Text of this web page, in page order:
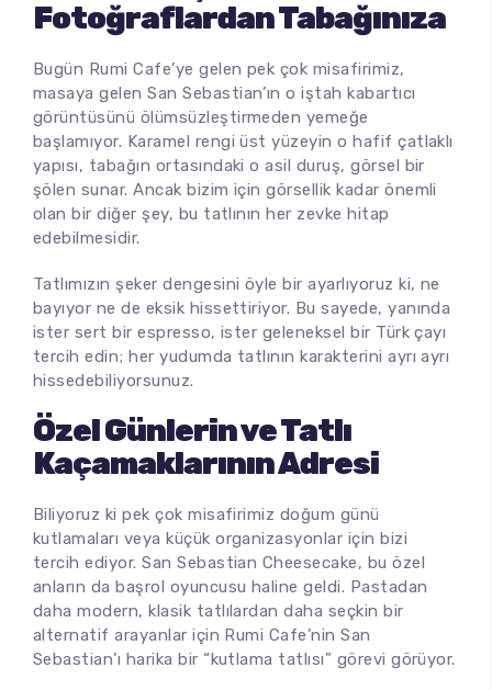
Fotoğraflardan Tabağınıza
Bugün Rumi Cafe’ye gelen pek çok misafirimiz,
masaya gelen San Sebastian’ın o iştah kabartıcı
görüntüsünü ölümsüzleştirmeden yemeğe
başlamıyor. Karamel rengi üst yüzeyin o hafif çatlaklı
yapısı, tabağın ortasındaki o asil duruş, görsel bir
şölen sunar. Ancak bizim için görsellik kadar önemli
olan bir diğer şey, bu tatlının her zevke hitap
edebilmesidir.
Tatlımızın şeker dengesini öyle bir ayarlıyoruz ki, ne
bayıyor ne de eksik hissettiriyor. Bu sayede, yanında
ister sert bir espresso, ister geleneksel bir Türk çayı
tercih edin; her yudumda tatlının karakterini ayrı ayrı
hissedebiliyorsunuz.
Özel Günlerin ve Tatlı
Kaçamaklarının Adresi
Biliyoruz ki pek çok misafirimiz doğum günü
kutlamaları veya küçük organizasyonlar için bizi
tercih ediyor. San Sebastian Cheesecake, bu özel
anların da başrol oyuncusu haline geldi. Pastadan
daha modern, klasik tatlılardan daha seçkin bir
alternatif arayanlar için Rumi Cafe’nin San
Sebastian’ı harika bir “kutlama tatlısı” görevi görüyor.